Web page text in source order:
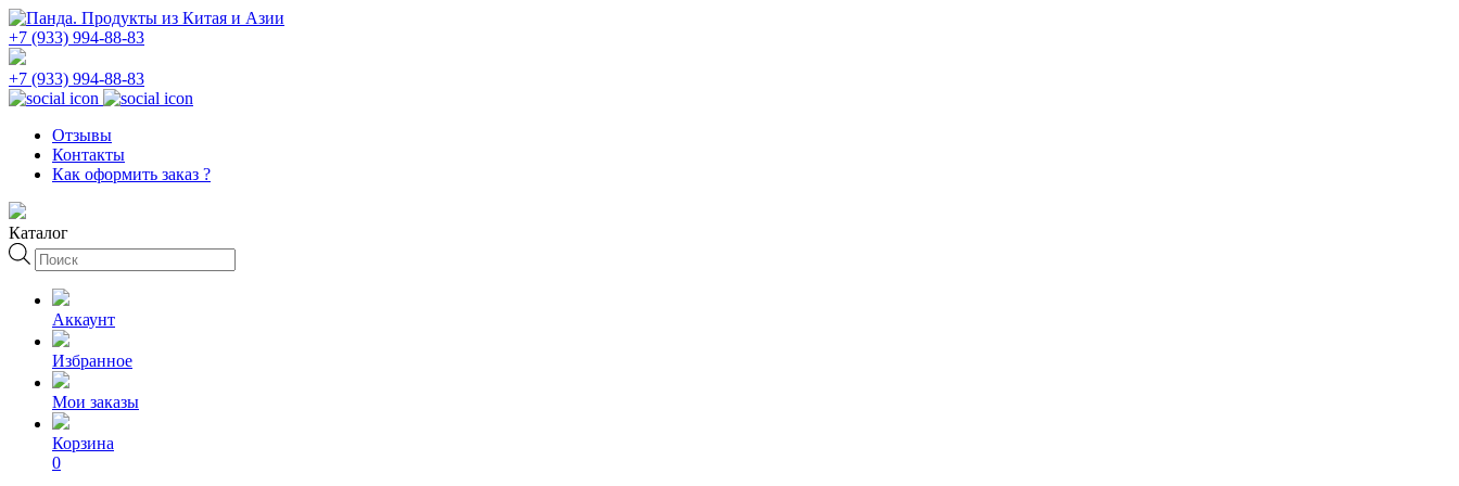
+7 (933) 994-88-83
+7 (933) 994-88-83
Отзывы
Контакты
Как оформить заказ ?
Каталог
Поиск
товаров
Аккаунт
Избранное
Мои заказы
Корзина
0